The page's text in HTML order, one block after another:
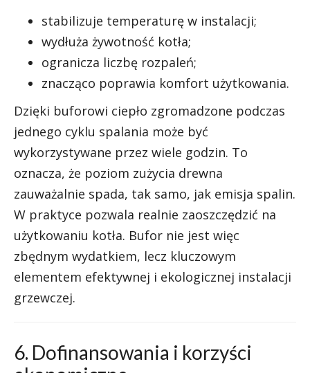
stabilizuje temperaturę w instalacji;
wydłuża żywotność kotła;
ogranicza liczbę rozpaleń;
znacząco poprawia komfort użytkowania.
Dzięki buforowi ciepło zgromadzone podczas
jednego cyklu spalania może być
wykorzystywane przez wiele godzin. To
oznacza, że poziom zużycia drewna
zauważalnie spada, tak samo, jak emisja spalin.
W praktyce pozwala realnie zaoszczędzić na
użytkowaniu kotła. Bufor nie jest więc
zbędnym wydatkiem, lecz kluczowym
elementem efektywnej i ekologicznej instalacji
grzewczej.
6. Dofinansowania i korzyści